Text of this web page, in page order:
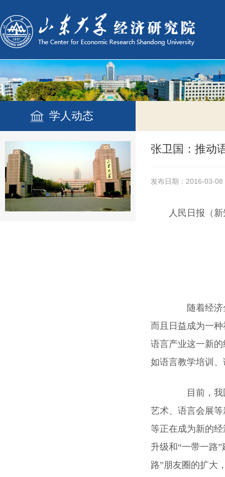
学人动态
张卫国：推动
发布日期：2016-03-08
人民日报（
随着经济全
而且日益成为一
语言产业这一新
如语言教学培训
目前，我国
艺术、语言会展
等正在成为新的
升级和“一带一路
路”朋友圈的扩大